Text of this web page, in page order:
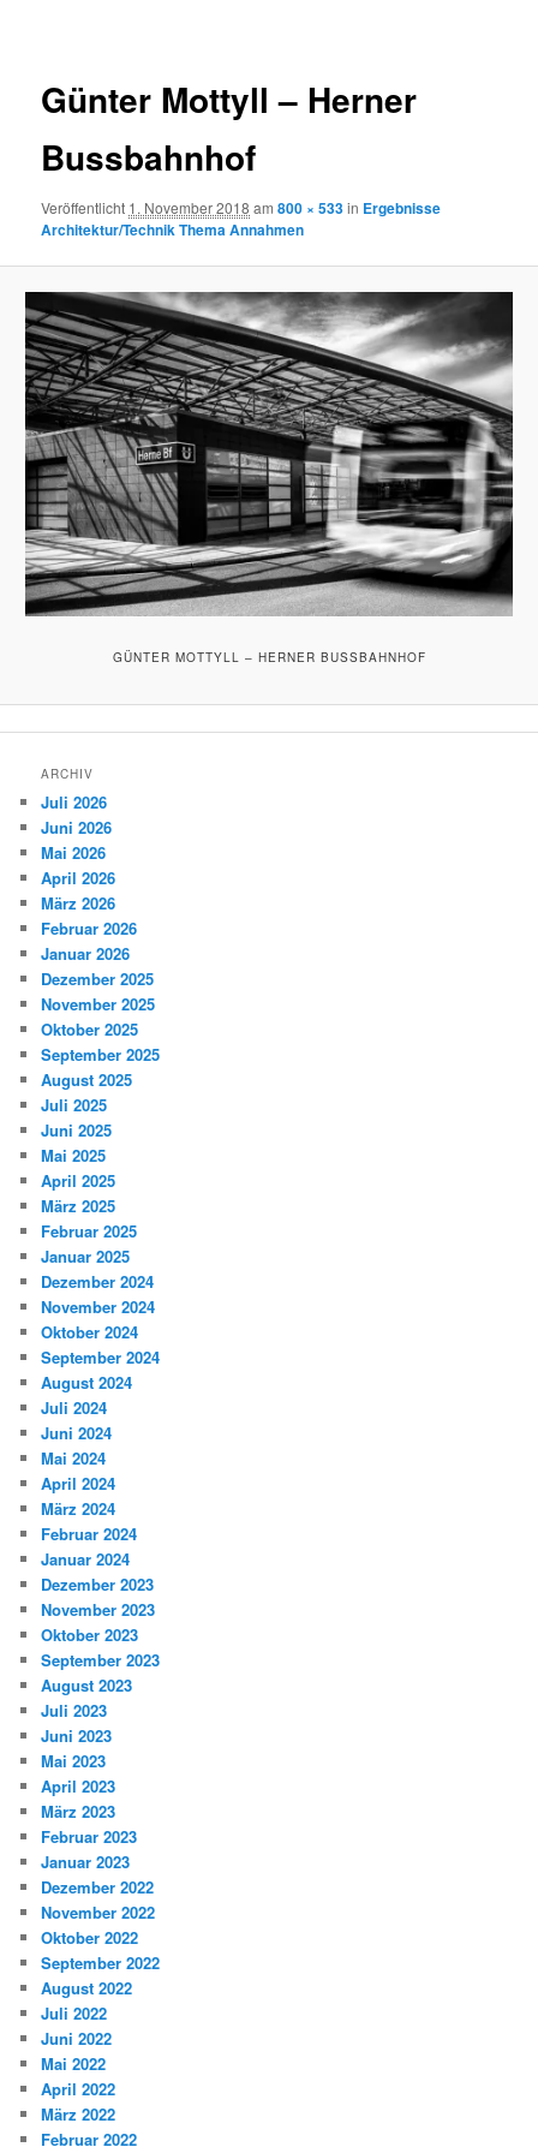
Günter Mottyll – Herner
Bussbahnhof
Veröffentlicht 1. November 2018 am800 × 533in Ergebnisse
Architektur/Technik Thema Annahmen
GÜNTER MOTTYLL – HERNER BUSSBAHNHOF
ARCHIV
Juli 2026
Juni 2026
Mai 2026
April 2026
März 2026
Februar 2026
Januar 2026
Dezember 2025
November 2025
Oktober 2025
September 2025
August 2025
Juli 2025
Juni 2025
Mai 2025
April 2025
März 2025
Februar 2025
Januar 2025
Dezember 2024
November 2024
Oktober 2024
September 2024
August 2024
Juli 2024
Juni 2024
Mai 2024
April 2024
März 2024
Februar 2024
Januar 2024
Dezember 2023
November 2023
Oktober 2023
September 2023
August 2023
Juli 2023
Juni 2023
Mai 2023
April 2023
März 2023
Februar 2023
Januar 2023
Dezember 2022
November 2022
Oktober 2022
September 2022
August 2022
Juli 2022
Juni 2022
Mai 2022
April 2022
März 2022
Februar 2022